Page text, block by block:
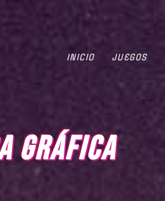
INICIO JUEGOS
GRÁFICA